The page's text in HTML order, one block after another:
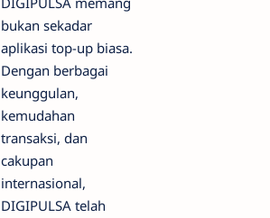
bukan sekadar
aplikasi top-up biasa.
Dengan berbagai
keunggulan,
kemudahan
transaksi, dan
cakupan
internasional,
DIGIPULSA telah